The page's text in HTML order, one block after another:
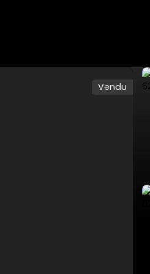
Vendu